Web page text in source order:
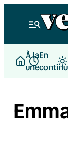
À la
une
En
continu